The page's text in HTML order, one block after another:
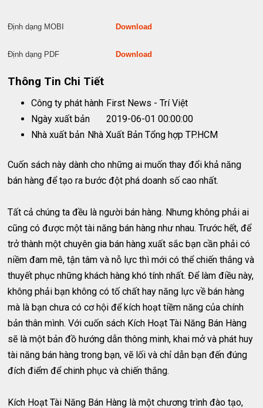
Định dạng MOBIDownload
Định dạng PDFDownload
Thông Tin Chi Tiết
Công ty phát hành First News - Trí Việt
Ngày xuất bản
2019-06-01 00:00:00
Nhà xuất bản Nhà Xuất Bản Tổng hợp TP.HCM
Cuốn sách này dành cho những ai muốn thay đổi khả năng
bán hàng để tạo ra bước đột phá doanh số cao nhất.
Tất cả chúng ta đều là người bán hàng. Nhưng không phải ai
cũng có được một tài năng bán hàng như nhau. Trước hết, để
trở thành một chuyên gia bán hàng xuất sắc bạn cần phải có
niềm đam mê, tận tâm và nỗ lực thì mới có thể chiến thắng và
thuyết phục những khách hàng khó tính nhất. Để làm điều này,
không phải bạn không có tố chất hay năng lực về bán hàng
mà là bạn chưa có cơ hội để kích hoạt tiềm năng của chính
bản thân mình. Với cuốn sách Kích Hoạt Tài Năng Bán Hàng
sẽ là một bản đồ hướng dẫn thông minh, khai mở và phát huy
tài năng bán hàng trong bạn, vẽ lối và chỉ dẫn bạn đến đúng
đích điểm để chinh phục và chiến thắng.
Kích Hoạt Tài Năng Bán Hàng là một chương trình đào tạo,